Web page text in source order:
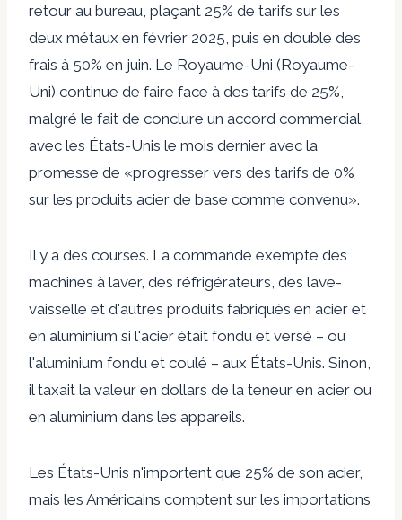
retour au bureau, plaçant 25% de tarifs sur les
deux métaux en février 2025, puis en double des
frais à 50% en juin. Le Royaume-Uni (Royaume-
Uni) continue de faire face à des tarifs de 25%,
malgré le fait de conclure un accord commercial
avec les États-Unis le mois dernier avec la
promesse de «progresser vers des tarifs de 0%
sur les produits acier de base comme convenu».
Il y a des courses. La commande exempte des
machines à laver, des réfrigérateurs, des lave-
vaisselle et d'autres produits fabriqués en acier et
en aluminium si l'acier était fondu et versé – ou
l'aluminium fondu et coulé – aux États-Unis. Sinon,
il taxait la valeur en dollars de la teneur en acier ou
en aluminium dans les appareils.
Les États-Unis n'importent que 25% de son acier,
mais les Américains comptent sur les importations